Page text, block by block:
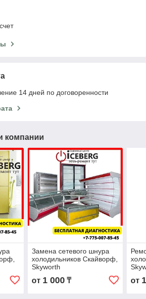
14 дней по договоренности
компании
Замена сетевого шнура
холодильников Скайворф,
Skyworth
от 1 000₸ от